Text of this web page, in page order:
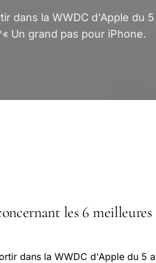
dans la WWDC d'Apple du
Un grand pas pour iPhone.
les 6 meilleures
dans la WWDC d'Apple du 5